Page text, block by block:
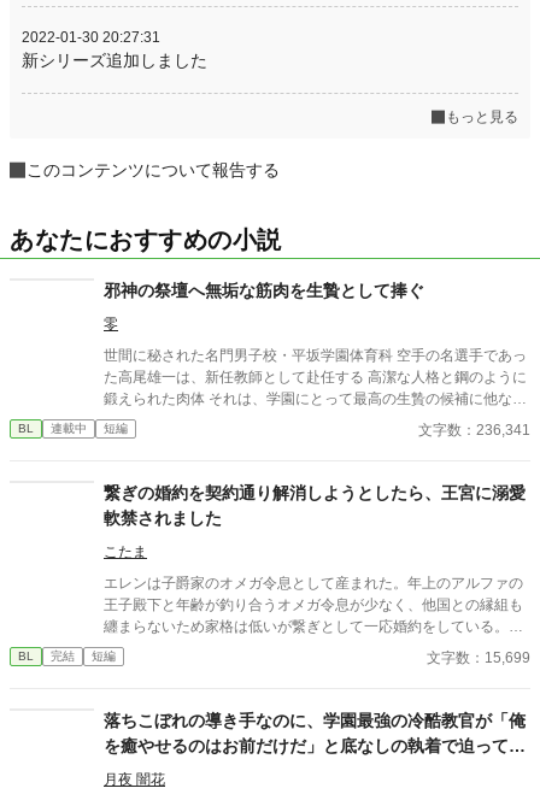
2022-01-30 20:27:31
新シリーズ追加しました
もっと見る
このコンテンツについて報告する
あなたにおすすめの小説
邪神の祭壇へ無垢な筋肉を生贄として捧ぐ
零
世間に秘された名門男子校・平坂学園体育科 空手の名選手であっ
た高尾雄一は、新任教師として赴任する 高潔な人格と鋼のように
鍛えられた肉体 それは、学園にとって最高の生贄の候補に他なら
なかった 至高の筋肉を持つ、精神を削られ意志をなくした青年を
太古の神に捧げるため、“水”、“風”、“土”の信奉者達が暗躍する 意
校で繰り広げられるダークファンタジー
BL 連載中 短編 文字数：236,341
繋ぎの婚約を契約通り解消しようとしたら、王宮に溺愛
軟禁されました
こたま
エレンは子爵家のオメガ令息として産まれた。年上のアルファの
王子殿下と年齢が釣り合うオメガ令息が少なく、他国との縁組も
纏まらないため家格は低いが繋ぎとして一応婚約をしている。王
子のことは兄のように慕っており、初恋の人ではあるけれど、契
約終了時期か王子に想い人が現れた時には解消されるものと考え
婚を承諾するまでここから出さないと王子から溢れるほどの愛を
与えられる。ハッピーエンドオメガバースBLです。
BL 完結 短編 文字数：15,699
落ちこぼれの導き手なのに、学園最強の冷酷教官が「俺
を癒やせるのはお前だけだ」と底なしの執着で迫ってき
ます
月夜 闇花